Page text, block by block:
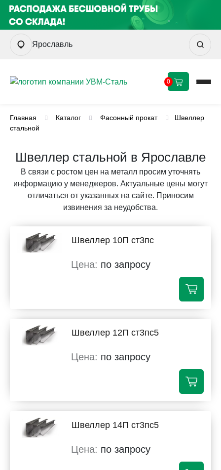
Ярославль
0
Главная Каталог Фасонный прокат
Швеллер
стальной
Швеллер стальной в Ярославле
В связи с ростом цен на металл просим уточнять
информацию у менеджеров. Актуальные цены могут
отличаться от указанных на сайте. Приносим
извинения за неудобства.
Швеллер 10П ст3пс
по запросу
Швеллер 12П ст3пс5
по запросу
Швеллер 14П ст3пс5
по запросу